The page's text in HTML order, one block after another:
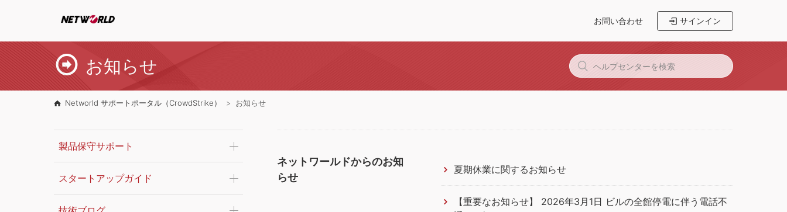
お問い合わせ サインイン
お知らせ
Networld サポートポータル（CrowdStrike） お知らせ
製品保守サポート
スタートアップガイド
ネットワールドからのお知
らせ
夏期休業に関するお知らせ
【重要なお知らせ】 2026年3月1日 ビルの全館停電に伴う電話不